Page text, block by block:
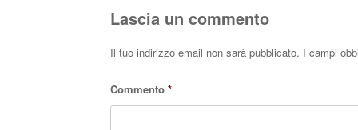
Lascia un commento
Il tuo indirizzo email non sarà pubblicato. I campi
Commento *